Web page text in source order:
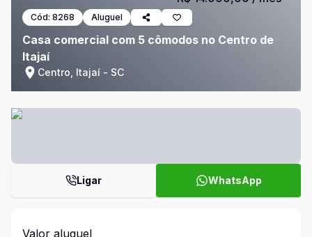
Cód: 8268 Aluguel
Casa comercial com 5 cômodos no Centro de
Itajaí
Centro, Itajaí - SC
Ligar WhatsApp
Valor aluguel